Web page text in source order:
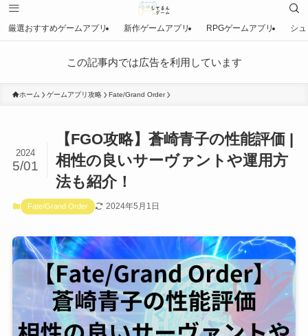
厳選おすすめゲームアプリ 新作ゲームアプリ RPGゲームアプリ シ
この記事内では広告を利用しています
ホーム ゲームアプリ攻略 Fate/Grand Order
【FGO攻略】蒼崎青子の性能評価 |
相性の良いサーヴァントや運用方
法も紹介！
2024
5/01
Fate/Grand Order 2024年5月1日